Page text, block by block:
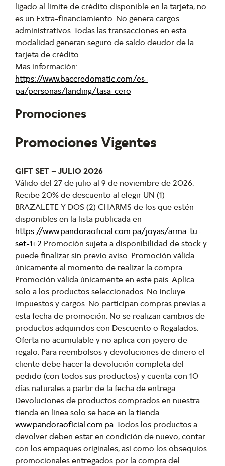
ligado al límite de crédito disponible en la tarjeta, no
es un Extra-financiamiento. No genera cargos
administrativos. Todas las transacciones en esta
modalidad generan seguro de saldo deudor de la
tarjeta de crédito.
Mas información:
https://www.baccredomatic.com/es-
pa/personas/landing/tasa-cero
Promociones
Promociones Vigentes
GIFT SET – JULIO 2026
Válido del 27 de julio al 9 de noviembre de 2026.
Recibe 20% de descuento al elegir UN (1)
BRAZALETE Y DOS (2) CHARMS de los que estén
disponibles en la lista publicada en
https://www.pandoraoficial.com.pa/joyas/arma-tu-
set-1+2 Promoción sujeta a disponibilidad de stock y
puede finalizar sin previo aviso. Promoción válida
únicamente al momento de realizar la compra.
Promoción válida únicamente en este país. Aplica
solo a los productos seleccionados. No incluye
impuestos y cargos. No participan compras previas a
esta fecha de promoción. No se realizan cambios de
productos adquiridos con Descuento o Regalados.
Oferta no acumulable y no aplica con joyero de
regalo. Para reembolsos y devoluciones de dinero el
cliente debe hacer la devolución completa del
pedido (con todos sus productos) y cuenta con 10
días naturales a partir de la fecha de entrega.
Devoluciones de productos comprados en nuestra
tienda en línea solo se hace en la tienda
www.pandoraoficial.com.pa. Todos los productos a
devolver deben estar en condición de nuevo, contar
con los empaques originales, así como los obsequios
promocionales entregados por la compra del